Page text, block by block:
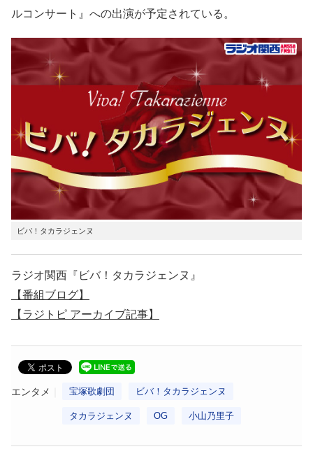
ルコンサート』への出演が予定されている。
ビバ！タカラジェンヌ
ラジオ関西『ビバ！タカラジェンヌ』
【番組ブログ】
【ラジトピ アーカイブ記事】
エンタメ 宝塚歌劇団 ビバ！タカラジェンヌ
タカラジェンヌ OG 小山乃里子